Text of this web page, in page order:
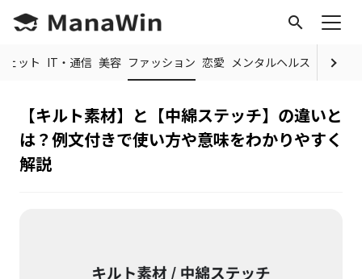
search
ェット IT・通信 美容 ファッション 恋愛 メンタルヘルス 旅行・
【キルト素材】と【中綿ステッチ】の違いと
は？例文付きで使い方や意味をわかりやすく
解説